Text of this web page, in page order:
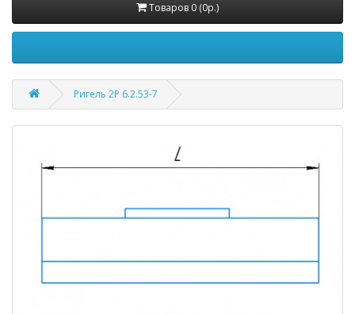
Товаров 0 (0р.)
Ригель 2Р 6.2.53-7